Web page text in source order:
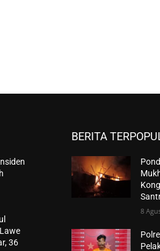
36
BERITA
8